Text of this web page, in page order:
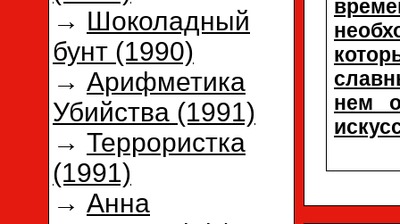
→ Шоколадный
бунт (1990)
→ Арифметика
Убийства (1991)
→ Террористка
(1991)
→ Анна
нем